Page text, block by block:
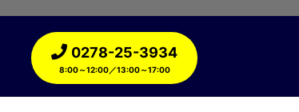
0278-25-3934
8:00～12:00／13:00～17:00